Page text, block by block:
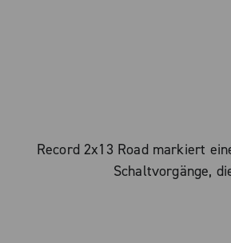
Record 2x13 Road markiert
Schaltvorgänge,